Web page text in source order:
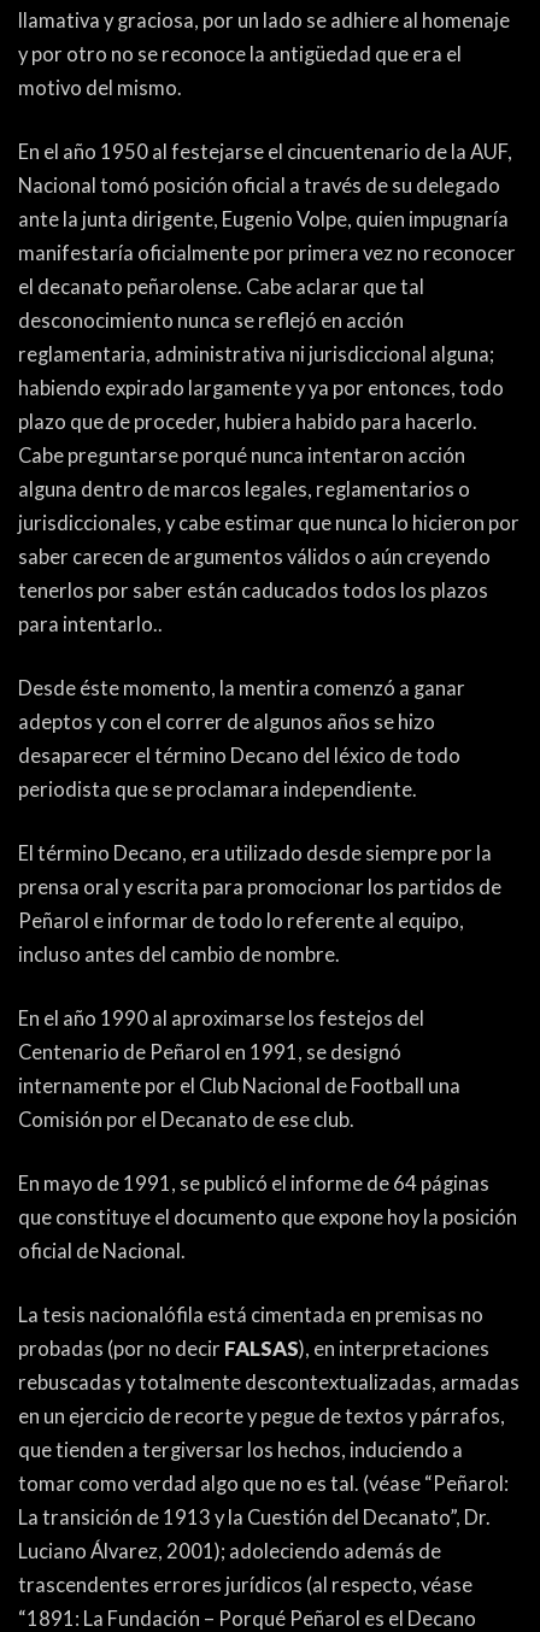
llamativa y graciosa, por un lado se adhiere al homenaje
y por otro no se reconoce la antigüedad que era el
motivo del mismo.
En el año 1950 al festejarse el cincuentenario de la AUF,
Nacional tomó posición oficial a través de su delegado
ante la junta dirigente, Eugenio Volpe, quien impugnaría
manifestaría oficialmente por primera vez no reconocer
el decanato peñarolense. Cabe aclarar que tal
desconocimiento nunca se reflejó en acción
reglamentaria, administrativa ni jurisdiccional alguna;
habiendo expirado largamente y ya por entonces, todo
plazo que de proceder, hubiera habido para hacerlo.
Cabe preguntarse porqué nunca intentaron acción
alguna dentro de marcos legales, reglamentarios o
jurisdiccionales, y cabe estimar que nunca lo hicieron por
saber carecen de argumentos válidos o aún creyendo
tenerlos por saber están caducados todos los plazos
para intentarlo..
Desde éste momento, la mentira comenzó a ganar
adeptos y con el correr de algunos años se hizo
desaparecer el término Decano del léxico de todo
periodista que se proclamara independiente.
El término Decano, era utilizado desde siempre por la
prensa oral y escrita para promocionar los partidos de
Peñarol e informar de todo lo referente al equipo,
incluso antes del cambio de nombre.
En el año 1990 al aproximarse los festejos del
Centenario de Peñarol en 1991, se designó
internamente por el Club Nacional de Football una
Comisión por el Decanato de ese club.
En mayo de 1991, se publicó el informe de 64 páginas
que constituye el documento que expone hoy la posición
oficial de Nacional.
La tesis nacionalófila está cimentada en premisas no
probadas (por no decir FALSAS), en interpretaciones
rebuscadas y totalmente descontextualizadas, armadas
en un ejercicio de recorte y pegue de textos y párrafos,
que tienden a tergiversar los hechos, induciendo a
tomar como verdad algo que no es tal. (véase “Peñarol:
La transición de 1913 y la Cuestión del Decanato”, Dr.
Luciano Álvarez, 2001); adoleciendo además de
trascendentes errores jurídicos (al respecto, véase
“1891: La Fundación – Porqué Peñarol es el Decano